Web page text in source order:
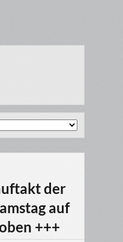
der
auf
+++